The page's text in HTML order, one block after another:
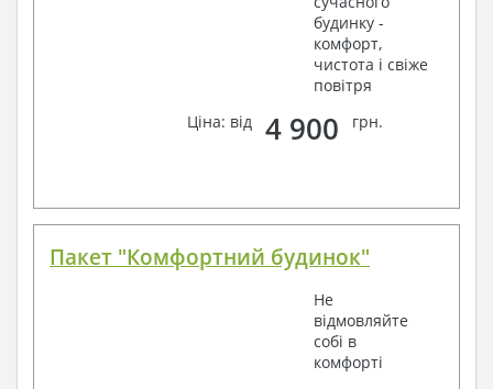
будинку -
комфорт,
чистота і свіже
повітря
Ціна: від
4 900 грн.
Пакет "Комфортний будинок"
Не
відмовляйте
собі в
комфорті